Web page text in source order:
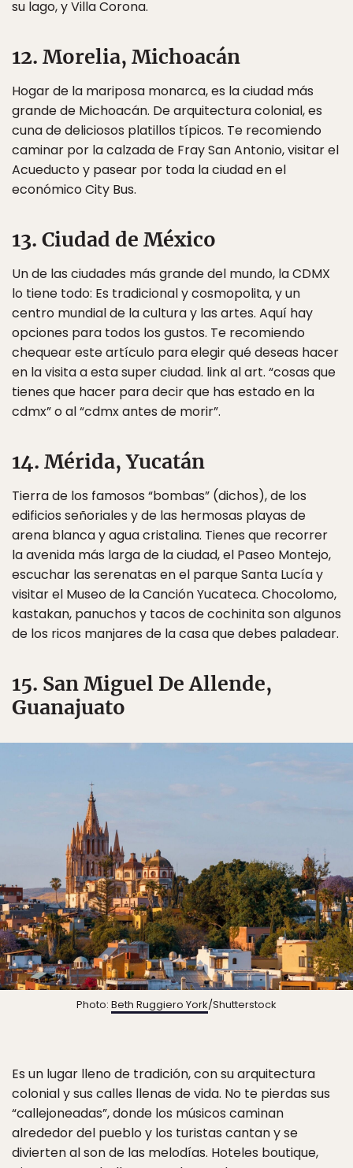
su lago, y Villa Corona.
12. Morelia, Michoacán
Hogar de la mariposa monarca, es la ciudad más
grande de Michoacán. De arquitectura colonial, es
cuna de deliciosos platillos típicos. Te recomiendo
caminar por la calzada de Fray San Antonio, visitar el
Acueducto y pasear por toda la ciudad en el
económico City Bus.
13. Ciudad de México
Un de las ciudades más grande del mundo, la CDMX
lo tiene todo: Es tradicional y cosmopolita, y un
centro mundial de la cultura y las artes. Aquí hay
opciones para todos los gustos. Te recomiendo
chequear este artículo para elegir qué deseas hacer
en la visita a esta super ciudad. link al art. “cosas que
tienes que hacer para decir que has estado en la
cdmx” o al “cdmx antes de morir”.
14. Mérida, Yucatán
Tierra de los famosos “bombas” (dichos), de los
edificios señoriales y de las hermosas playas de
arena blanca y agua cristalina. Tienes que recorrer
la avenida más larga de la ciudad, el Paseo Montejo,
escuchar las serenatas en el parque Santa Lucía y
visitar el Museo de la Canción Yucateca. Chocolomo,
kastakan, panuchos y tacos de cochinita son algunos
de los ricos manjares de la casa que debes paladear.
15. San Miguel De Allende,
Guanajuato
Photo: Beth Ruggiero York/Shutterstock
Es un lugar lleno de tradición, con su arquitectura
colonial y sus calles llenas de vida. No te pierdas sus
“callejoneadas”, donde los músicos caminan
alrededor del pueblo y los turistas cantan y se
divierten al son de las melodías. Hoteles boutique,